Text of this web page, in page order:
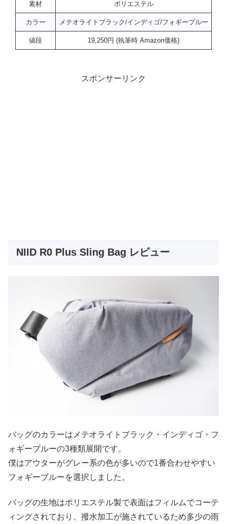
素材 ポリエステル
カラー メテオライトブラック/インディゴ/フォギーブルー
値段 19,250円 (執筆時 Amazon価格)
スポンサーリンク
NIID R0 Plus Sling Bag レビュー
バッグのカラーはメテオライトブラック・インディゴ・フ
ォギーブルーの3種類展開です。
僕はアウターがグレー系の色が多いので1番合わせやすい
フォギーブルーを選択しました。
バッグの生地はポリエステル製で表面はフィルムでコーテ
ィングされており、撥水加工が施されているため多少の雨